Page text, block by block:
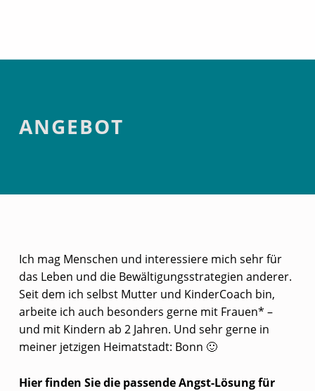
ANGEBOT
Ich mag Menschen und interessiere mich sehr für
das Leben und die Bewältigungsstrategien anderer.
Seit dem ich selbst Mutter und KinderCoach bin,
arbeite ich auch besonders gerne mit Frauen* –
und mit Kindern ab 2 Jahren. Und sehr gerne in
meiner jetzigen Heimatstadt: Bonn 🙂
Hier finden Sie die passende Angst-Lösung für